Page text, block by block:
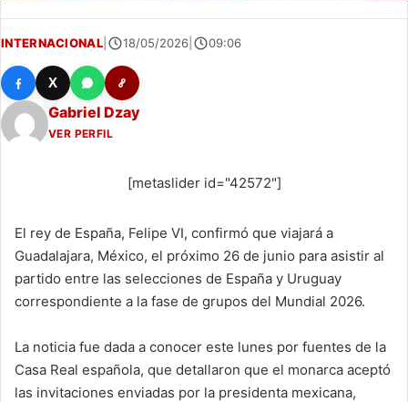
INTERNACIONAL| 18/05/2026| 09:06
X
Gabriel Dzay
VER PERFIL
[metaslider id="42572"]
El rey de España, Felipe VI, confirmó que viajará a
Guadalajara, México, el próximo 26 de junio para asistir al
partido entre las selecciones de España y Uruguay
correspondiente a la fase de grupos del Mundial 2026.
La noticia fue dada a conocer este lunes por fuentes de la
Casa Real española, que detallaron que el monarca aceptó
las invitaciones enviadas por la presidenta mexicana,